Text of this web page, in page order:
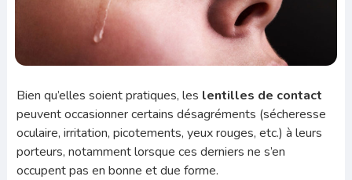
Bien qu’elles soient pratiques, les lentilles de contact
peuvent occasionner certains désagréments (sécheresse
oculaire, irritation, picotements, yeux rouges, etc.) à leurs
porteurs, notamment lorsque ces derniers ne s’en
occupent pas en bonne et due forme.